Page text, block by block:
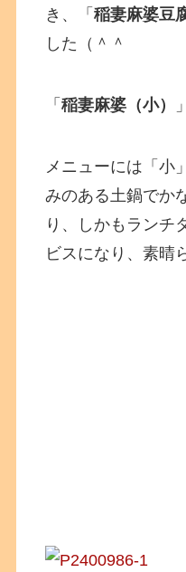
き、「稲妻麻婆豆
した（＾＾
「稲妻麻婆（小）
メニューには「小
みのある土鍋でか
り、しかもランチ
ビスになり、素晴